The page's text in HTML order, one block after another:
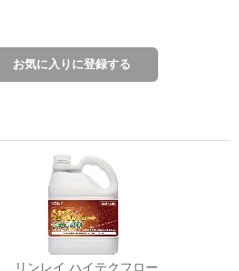
リンレイ ハイテクフロー